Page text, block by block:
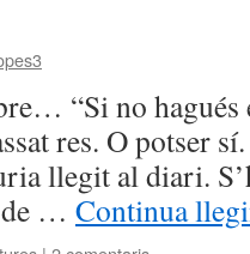
“Si no hagués
res. O potser
llegit al diari.
de … Continua